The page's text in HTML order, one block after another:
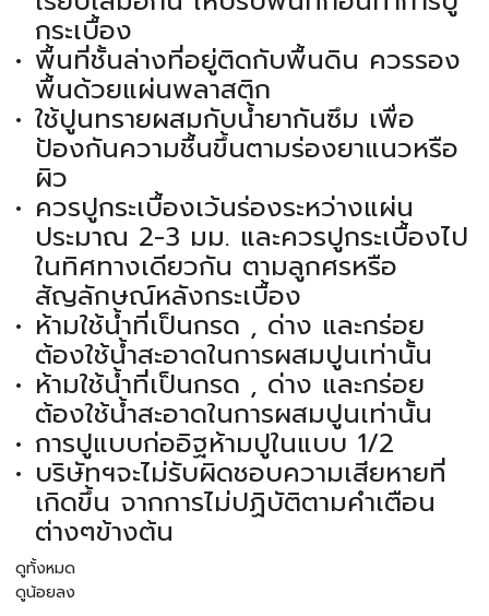
กระเบื้อง
พื้นที่ชั้นล่างที่อยู่ติดกับพื้นดิน ควรรอง
พื้นด้วยแผ่นพลาสติก
ใช้ปูนทรายผสมกับน้ำยากันซึม เพื่อ
ป้องกันความชื้นขึ้นตามร่องยาแนวหรือ
ผิว
ควรปูกระเบื้องเว้นร่องระหว่างแผ่น
ประมาณ 2-3 มม. และควรปูกระเบื้องไป
ในทิศทางเดียวกัน ตามลูกศรหรือ
สัญลักษณ์หลังกระเบื้อง
ห้ามใช้น้ำที่เป็นกรด , ด่าง และกร่อย
ต้องใช้น้ำสะอาดในการผสมปูนเท่านั้น
ห้ามใช้น้ำที่เป็นกรด , ด่าง และกร่อย
ต้องใช้น้ำสะอาดในการผสมปูนเท่านั้น
การปูแบบก่ออิฐห้ามปูในแบบ 1/2
บริษัทฯจะไม่รับผิดชอบความเสียหายที่
เกิดขึ้น จากการไม่ปฏิบัติตามคำเตือน
ต่างๆข้างต้น
ดูทั้งหมด
ดูน้อยลง